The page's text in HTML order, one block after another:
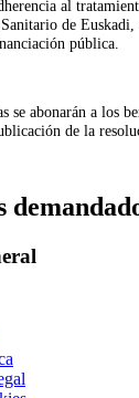
al
de
pública.
se abonarán a los
de la